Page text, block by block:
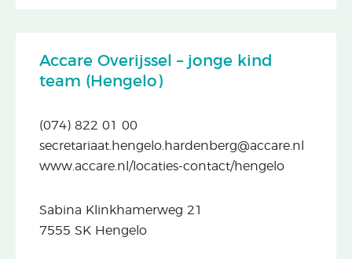
Accare Overijssel – jonge kind
team (Hengelo)
(074) 822 01 00
secretariaat.hengelo.hardenberg@accare.nl
www.accare.nl/locaties-contact/hengelo
Sabina Klinkhamerweg 21
7555 SK Hengelo